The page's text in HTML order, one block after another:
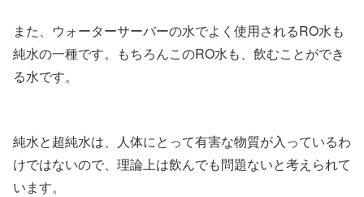
また、ウォーターサーバーの水でよく使用されるRO水も
純水の一種です。もちろんこのRO水も、飲むことができ
る水です。
純水と超純水は、人体にとって有害な物質が入っているわ
けではないので、理論上は飲んでも問題ないと考えられて
います。